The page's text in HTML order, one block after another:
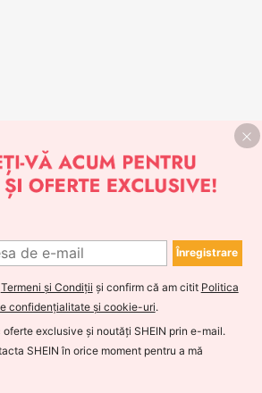
Înregistrare
Termeni și Condiții și confirm că am citit Politica
confidențialitate și cookie-uri.
oferte exclusive și noutăți SHEIN prin e-mail.
SHEIN în orice moment pentru a mă